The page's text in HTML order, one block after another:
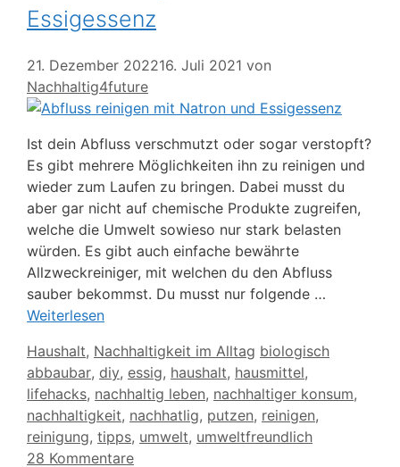
Essigessenz
21. Dezember 202216. Juli 2021 von
Nachhaltig4future
Ist dein Abfluss verschmutzt oder sogar verstopft?
Es gibt mehrere Möglichkeiten ihn zu reinigen und
wieder zum Laufen zu bringen. Dabei musst du
aber gar nicht auf chemische Produkte zugreifen,
welche die Umwelt sowieso nur stark belasten
würden. Es gibt auch einfache bewährte
Allzweckreiniger, mit welchen du den Abfluss
sauber bekommst. Du musst nur folgende …
Weiterlesen
Kategorien
Haushalt, Nachhaltigkeit im Alltag Schlagwörter
biologisch
abbaubar, diy, essig, haushalt, hausmittel,
lifehacks, nachhaltig leben, nachhaltiger konsum,
nachhaltigkeit, nachhatlig, putzen, reinigen,
reinigung, tipps, umwelt, umweltfreundlich
28 Kommentare